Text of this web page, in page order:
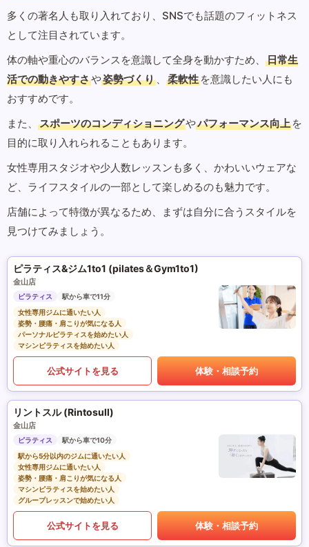
多くの著名人も取り入れており、SNSでも話題のフィットネス
として注目されています。
体の軸や重心のバランスを意識して全身を動かすため、
日常生
活での動きやすさや姿勢づくり 、 柔軟性 を意識したい人にも
おすすめです。
また、
スポーツのコンディショニングやパフォーマンス向上 を
目的に取り入れられることもあります。
女性専用スタジオや少人数レッスンも多く、かわいいウェアな
ど、ライフスタイルの一部として楽しめるのも魅力です。
店舗によって特徴が異なるため、まずは自分に合うスタイルを
見つけてみましょう。
ピラティス&ジム1to1 (pilates＆Gym1to1)
金山店
ピラティス
駅から車で11分
女性専用ジムに通いたい人
姿勢・腰痛・肩こりが気になる人
パーソナルピラティスを始めたい人
マシンピラティスを始めたい人
公式サイトを見る 体験・相談予約
リントスル (Rintosull)
金山店
ピラティス
駅から車で10分
駅から5分以内のジムに通いたい人
女性専用ジムに通いたい人
姿勢・腰痛・肩こりが気になる人
マシンピラティスを始めたい人
グループレッスンで始めたい人
公式サイトを見る 体験・相談予約